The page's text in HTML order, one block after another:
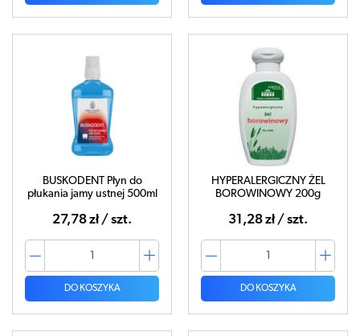
BUSKODENT Płyn do
płukania jamy ustnej 500ml
27,78 zł / szt.
DO KOSZYKA
HYPERALERGICZNY ŻEL
BOROWINOWY 200g
31,28 zł / szt.
DO KOSZYKA